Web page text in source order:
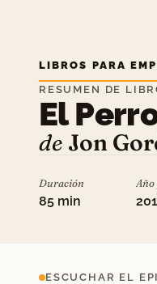
LIBROS PARA
RESUMEN DE
El
de Jon
Duración
85 min
ESCUCHAR EL